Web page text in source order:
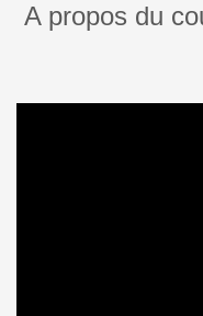
A propos du